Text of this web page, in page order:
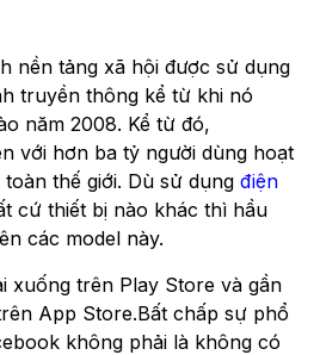
nền tảng xã hội được sử dụng
truyền thông kể từ khi nó
năm 2008. Kể từ đó,
với hơn ba tỷ người dùng hoạt
thế giới. Dù sử dụng điện
cứ thiết bị nào khác thì hầu
các model này.
xuống trên Play Store và gần
App Store.Bất chấp sự phổ
không phải là không có